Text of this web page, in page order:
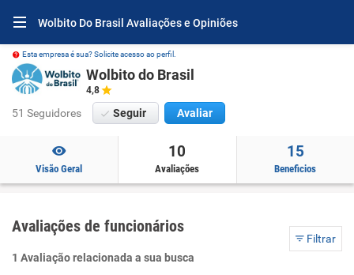
Wolbito Do Brasil Avaliações e Opiniões
Esta empresa é sua? Solicite acesso ao perfil.
Wolbito do Brasil
4,8
51 Seguidores Seguir Avaliar
Visão Geral
10
Avaliações
15
Beneficios
Avaliações de funcionários
Filtrar
1 Avaliação relacionada a sua busca